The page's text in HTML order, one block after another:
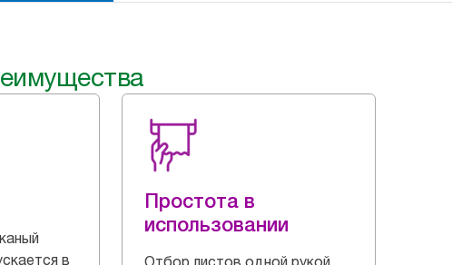
в
Простота в
использовании
Отбор листов одной рукой